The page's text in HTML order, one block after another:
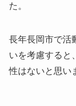
た。
長年長岡市で活
いを考慮すると
性はないと思い